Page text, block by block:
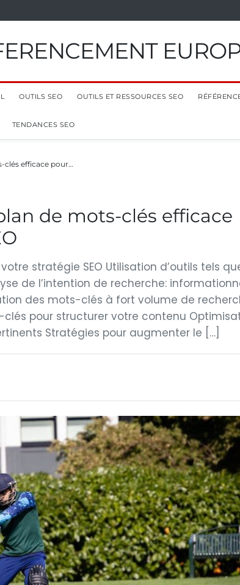
OUTILS SEO OUTILS ET RESSOURCES SEO
TENDANCES SEO
clés efficace pour…
de mots-clés efficace
stratégie SEO Utilisation d’outils tels
de l’intention de recherche:
des mots-clés à fort volume de
pour structurer votre contenu
Stratégies pour augmenter le […]